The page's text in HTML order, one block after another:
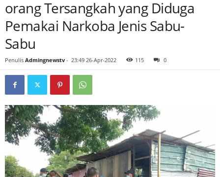
orang Tersangkah yang Diduga
Pemakai Narkoba Jenis Sabu-
Sabu
Penulis Admingnewstv - 23:49 26-Apr-2022 115 0